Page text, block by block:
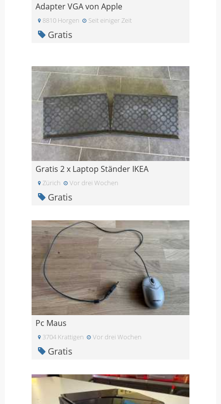
Adapter VGA von Apple
8810 Horgen Seit einiger Zeit
Gratis
Gratis 2 x Laptop Ständer IKEA
Zürich Vor drei Wochen
Gratis
Pc Maus
3704 Krattigen Vor drei Wochen
Gratis